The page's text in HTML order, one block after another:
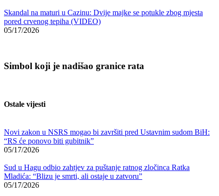
Skandal na maturi u Cazinu: Dvije majke se potukle zbog mjesta
pored crvenog tepiha (VIDEO)
05/17/2026
Simbol koji je nadišao granice rata
Ostale vijesti
Novi zakon u NSRS mogao bi završiti pred Ustavnim sudom BiH:
“RS će ponovo biti gubitnik”
05/17/2026
Sud u Hagu odbio zahtjev za puštanje ratnog zločinca Ratka
Mladića: “Blizu je smrti, ali ostaje u zatvoru”
05/17/2026